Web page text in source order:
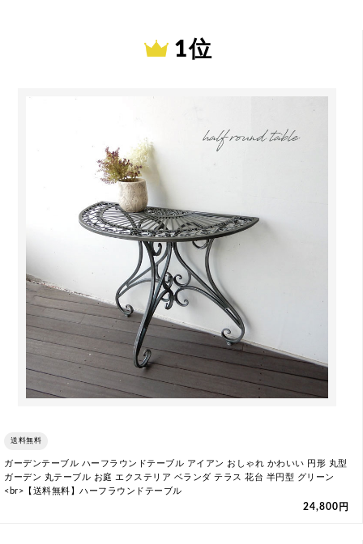
1 位
送料無料
ガーデンテーブル ハーフラウンドテーブル アイアン おしゃれ かわいい 円形 丸型
ガーデン 丸テーブル お庭 エクステリア ベランダ テラス 花台 半円型 グリーン
<br>【送料無料】ハーフラウンドテーブル
24,800円